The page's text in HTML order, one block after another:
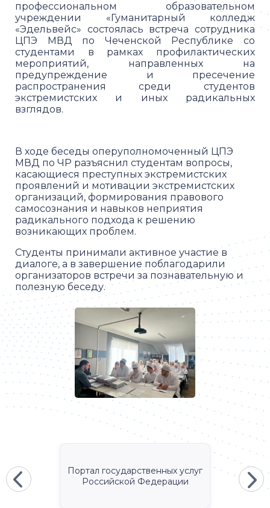
профессиональном образовательном
учреждении «Гуманитарный колледж
«Эдельвейс» состоялась встреча сотрудника
ЦПЭ МВД по Чеченской Республике со
студентами в рамках профилактических
мероприятий, направленных на
предупреждение и пресечение
распространения среди студентов
экстремистских и иных радикальных
взглядов.
В ходе беседы оперуполномоченный ЦПЭ
МВД по ЧР разъяснил студентам вопросы,
касающиеся преступных экстремистских
проявлений и мотивации экстремистских
организаций, формирования правового
самосознания и навыков неприятия
радикального подхода к решению
возникающих проблем.
Студенты принимали активное участие в
диалоге, а в завершение поблагодарили
организаторов встречи за познавательную и
полезную беседу.
Портал государственных услуг
Российской Федерации